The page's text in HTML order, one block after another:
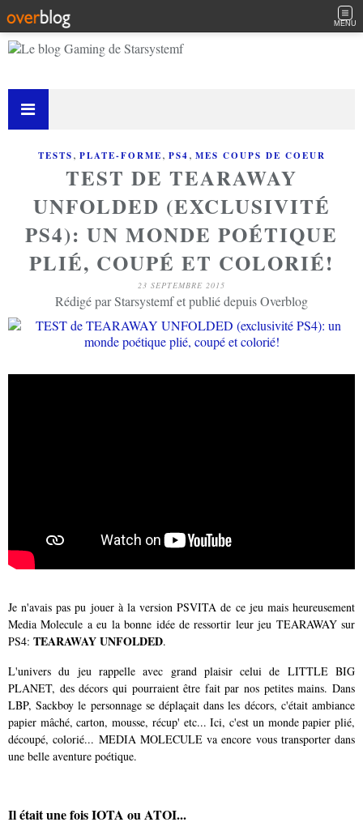
MENU
TESTS, PLATE-FORME, PS4, MES COUPS DE COEUR
TEST DE TEARAWAY
UNFOLDED (EXCLUSIVITÉ
PS4): UN MONDE POÉTIQUE
PLIÉ, COUPÉ ET COLORIÉ!
23 SEPTEMBRE 2015
Rédigé par Starsystemf et publié depuis Overblog
Je n'avais pas pu jouer à la version PSVITA de ce jeu mais heureusement
Media Molecule a eu la bonne idée de ressortir leur jeu TEARAWAY sur
PS4: TEARAWAY UNFOLDED.
L'univers du jeu rappelle avec grand plaisir celui de LITTLE BIG
PLANET, des décors qui pourraient être fait par nos petites mains. Dans
LBP, Sackboy le personnage se déplaçait dans les décors, c'était ambiance
papier mâché, carton, mousse, récup' etc... Ici, c'est un monde papier plié,
découpé, colorié... MEDIA MOLECULE va encore vous transporter dans
une belle aventure poétique.
Il était une fois IOTA ou ATOI...